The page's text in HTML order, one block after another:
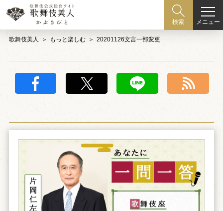
検索 メニュー
歌舞伎美人 もっと楽しむ 20201126文言一部変更